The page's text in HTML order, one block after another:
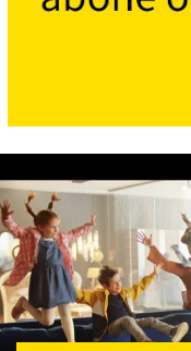
Araştırma